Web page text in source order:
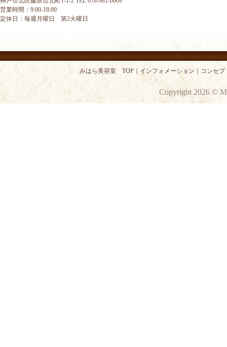
営業時間：9:00-18:00
定休日：毎週月曜日 第2火曜日
みはら美容室 TOP インフォメーション コンセプ
Copyright 2026 ©